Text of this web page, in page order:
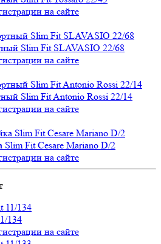
на сайте
Slim Fit SLAVASIO 22/68
на сайте
Slim Fit Antonio Rossi 22/14
на сайте
Fit Cesare Mariano D/2
на сайте
134
на сайте